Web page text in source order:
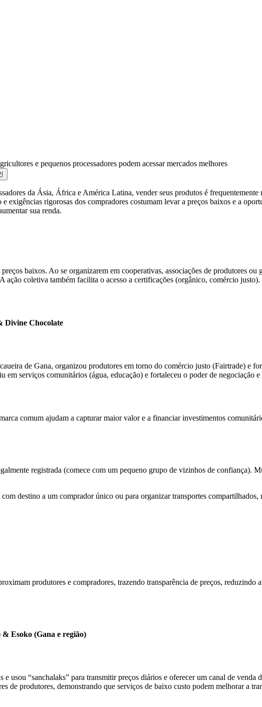
e pequenos processadores podem acessar mercados melhores
da Ásia, África e América Latina, vender seus produtos é
exigências rigorosas dos compradores costumam levar a preços baixos e a
sua renda.
baixos. Ao se organizarem em cooperativas, associações de produtores
ação coletiva também facilita o acesso a certificações (orgânico, comércio justo).
Divine Chocolate
de Gana, organizou produtores em torno do comércio justo (Fairtrade) e
serviços comunitários (água, educação) e fortaleceu o poder de negociação e
comum ajudam a capturar maior valor e a financiar investimentos
registrada (comece com um pequeno grupo de vizinhos de confiança).
destino a um comprador único ou para organizar transportes
produtores e compradores, trazendo transparência de preços,
Esoko (Gana e região)
e usou “sanchalaks” para transmitir preços diários e oferecer um canal de
de produtores, demonstrando que serviços de baixo custo podem melhorar a